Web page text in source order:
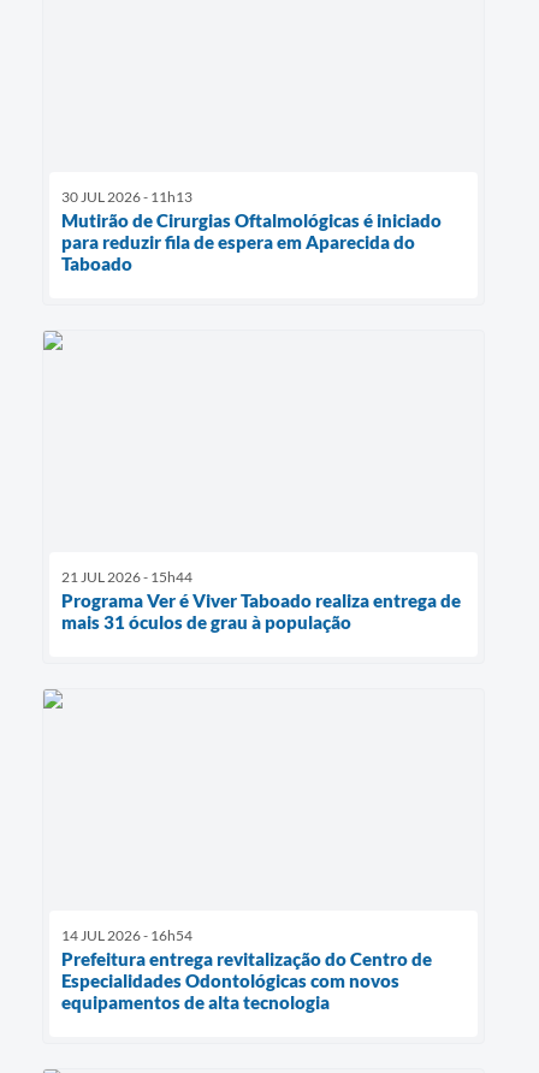
30 JUL 2026 - 11h13
Mutirão de Cirurgias Oftalmológicas é iniciado
para reduzir fila de espera em Aparecida do
Taboado
21 JUL 2026 - 15h44
Programa Ver é Viver Taboado realiza entrega de
mais 31 óculos de grau à população
14 JUL 2026 - 16h54
Prefeitura entrega revitalização do Centro de
Especialidades Odontológicas com novos
equipamentos de alta tecnologia